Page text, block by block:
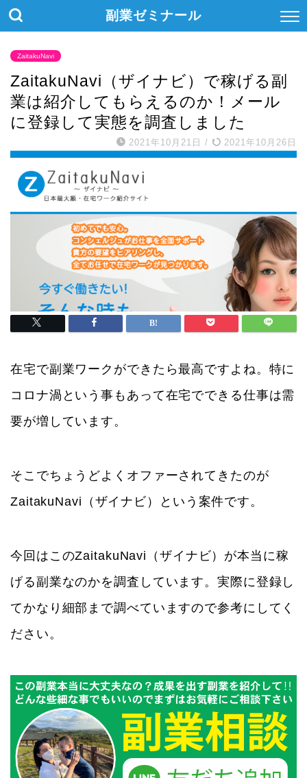
副業ゼミナール
ZaitakuNavi
ZaitakuNavi（ザイナビ）で稼げる副
業は紹介してもらえるのか！メール
に登録して実態を調査しました
2021年10月21日 / 2021年10月26日
在宅で副業ワークができたら最高ですよね。特に
コロナ渦という事もあって在宅でできる仕事は需
要が増しています。
そこでちょうどよくオファーされてきたのが
ZaitakuNavi（ザイナビ）という案件です。
今回はこのZaitakuNavi（ザイナビ）が本当に稼
げる副業なのかを調査しています。実際に登録し
てかなり細部まで調べていますので参考にしてく
ださい。